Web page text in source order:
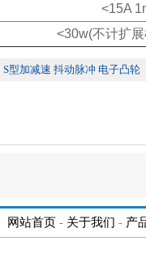
<15A
<30w(不计扩
S型加减速 抖动脉冲 电子凸轮
网站首页 - 关于我们 - 产